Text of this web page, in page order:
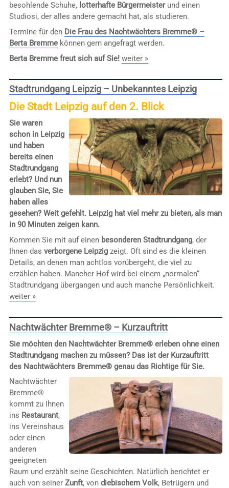
besohlende Schuhe, lotterhafte Bürgermeisterund einen
Studiosi, der alles andere gemacht hat, als studieren.
Termine für den Die Frau des Nachtwächters Bremme® –
Berta Bremmekönnen gern angefragt werden.
Berta Bremme freut sich auf Sie! weiter »
Stadtrundgang Leipzig – Unbekanntes Leipzig
Die Stadt Leipzig auf den 2. Blick
Sie waren
schon in Leipzig
und haben
bereits einen
Stadtrundgang
erlebt? Und nun
glauben Sie, Sie
haben alles
gesehen? Weit gefehlt. Leipzig hat viel mehr zu bieten, als man
in 90 Minuten zeigen kann.
Kommen Sie mit auf einen besonderen Stadtrundgang, der
Ihnen das verborgene Leipzigzeigt. Oft sind es die kleinen
Details, an denen man achtlos vorübergeht, die viel zu
erzählen haben. Mancher Hof wird bei einem „normalen“
Stadtrundgang übergangen und auch manche Persönlichkeit.
weiter »
Nachtwächter Bremme® – Kurzauftritt
Sie möchten den Nachtwächter Bremme® erleben ohne einen
Stadtrundgang machen zu müssen? Das ist der Kurzauftritt
des Nachtwächters Bremme® genau das Richtige für Sie.
Nachtwächter
Bremme®
kommt zu Ihnen
ins Restaurant,
ins Vereinshaus
oder einen
anderen
geeigneten
Raum und erzählt seine Geschichten. Natürlich berichtet er
auch von seiner Zunft, von diebischem Volk, Betrügern und